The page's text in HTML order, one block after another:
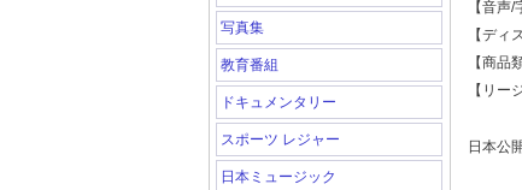
写真集
教育番組
ドキュメンタリー
スポーツ レジャー
日本ミュージック
【音声
【ディ
【商品
【リー
日本公